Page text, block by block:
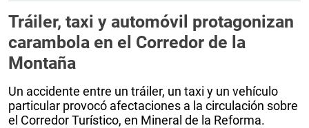
Tráiler, taxi y automóvil protagonizan
carambola en el Corredor de la
Montaña
Un accidente entre un tráiler, un taxi y un vehículo
particular provocó afectaciones a la circulación sobre
el Corredor Turístico, en Mineral de la Reforma.